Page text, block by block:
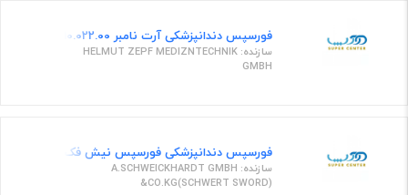
فورسپس دندانپزشکی آرت نامبر 10.022.00 ، مدل EXTRACT. FORCEPS, FIG. 22,FOR LOWER MOLARS, EITHER SIDE
سازنده: HELMUT ZEPF MEDIZNTECHNIK
GMBH
فورسپس دندانپزشکی فورسپس نیش فک بالا
سازنده: A.SCHWEICKHARDT GMBH
&CO.KG(SCHWERT SWORD)